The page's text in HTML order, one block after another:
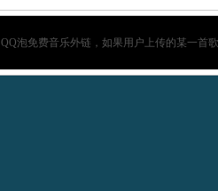
QQ泡免费音乐外链，如果用户上传的某一首